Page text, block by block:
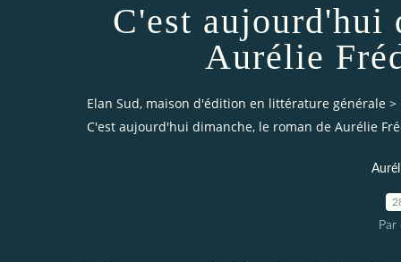
C'est aujourd'hui
Aurélie
Elan Sud, maison d'édition en littérature générale >
C'est aujourd'hui dimanche, le roman de Aurélie
Par